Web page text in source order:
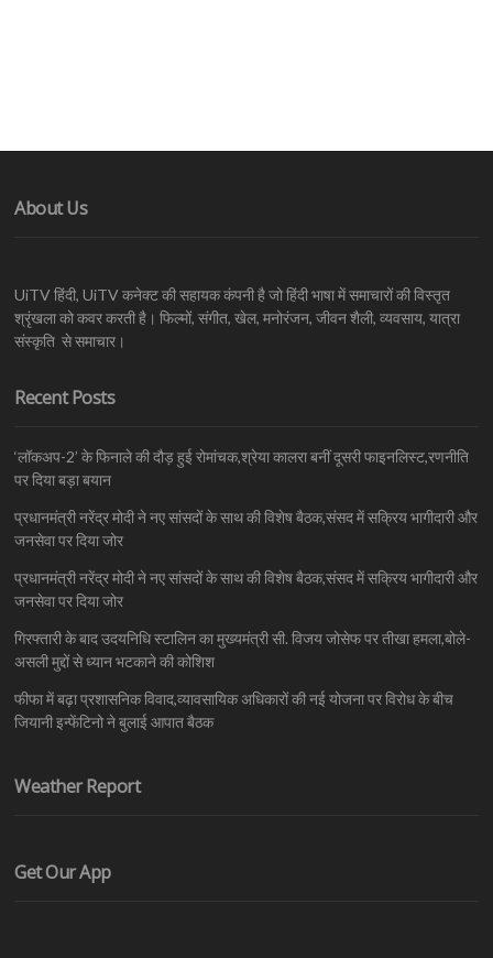
About Us
UiTV हिंदी, UiTV कनेक्ट की सहायक कंपनी है जो हिंदी भाषा में समाचारों की विस्तृत
श्रृंखला को कवर करती है। फिल्मों, संगीत, खेल, मनोरंजन, जीवन शैली, व्यवसाय, यात्रा
संस्कृति से समाचार।
Recent Posts
‘लॉकअप-2’ के फिनाले की दौड़ हुई रोमांचक,श्रेया कालरा बनीं दूसरी फाइनलिस्ट,रणनीति
पर दिया बड़ा बयान
प्रधानमंत्री नरेंद्र मोदी ने नए सांसदों के साथ की विशेष बैठक,संसद में सक्रिय भागीदारी और
जनसेवा पर दिया जोर
प्रधानमंत्री नरेंद्र मोदी ने नए सांसदों के साथ की विशेष बैठक,संसद में सक्रिय भागीदारी और
जनसेवा पर दिया जोर
गिरफ्तारी के बाद उदयनिधि स्टालिन का मुख्यमंत्री सी. विजय जोसेफ पर तीखा हमला,बोले-
असली मुद्दों से ध्यान भटकाने की कोशिश
फीफा में बढ़ा प्रशासनिक विवाद,व्यावसायिक अधिकारों की नई योजना पर विरोध के बीच
जियानी इन्फेंटिनो ने बुलाई आपात बैठक
Weather Report
Get Our App